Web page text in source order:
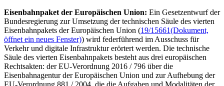
Eisenbahnpaket der Europäischen Union: Ein Gesetzentwurf der
Bundesregierung zur Umsetzung der technischen Säule des vierten
Eisenbahnpakets der Europäischen Union (19/15661(Dokument,
öffnet ein neues Fenster)) wird federführend im Ausschuss für
Verkehr und digitale Infrastruktur erörtert werden. Die technische
Säule des vierten Eisenbahnpakets besteht aus drei europäischen
Rechtsakten: der EU-Verordnung 2016 / 796 über die
Eisenbahnagentur der Europäischen Union und zur Aufhebung der
EU-Verordnung 881 / 2004, die die Aufgaben und Modalitäten der